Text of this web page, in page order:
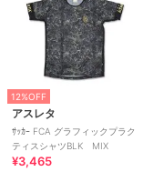
12%OFF
アスレタ
ｻｯｶｰ FCA グラフィックプラク
ティスシャツBLK MIX
¥3,465